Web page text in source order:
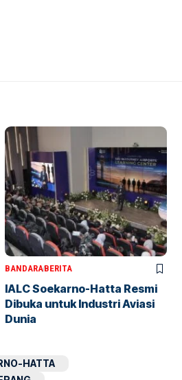
BANDARABERITA
IALC Soekarno-Hatta Resmi
Dibuka untuk Industri Aviasi
Dunia
HATTA